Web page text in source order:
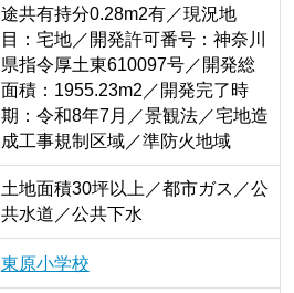
途共有持分0.28m2有／現況地
目：宅地／開発許可番号：神奈川
県指令厚土東610097号／開発総
面積：1955.23m2／開発完了時
期：令和8年7月／景観法／宅地造
成工事規制区域／準防火地域
土地面積30坪以上／都市ガス／公
共水道／公共下水
東原小学校